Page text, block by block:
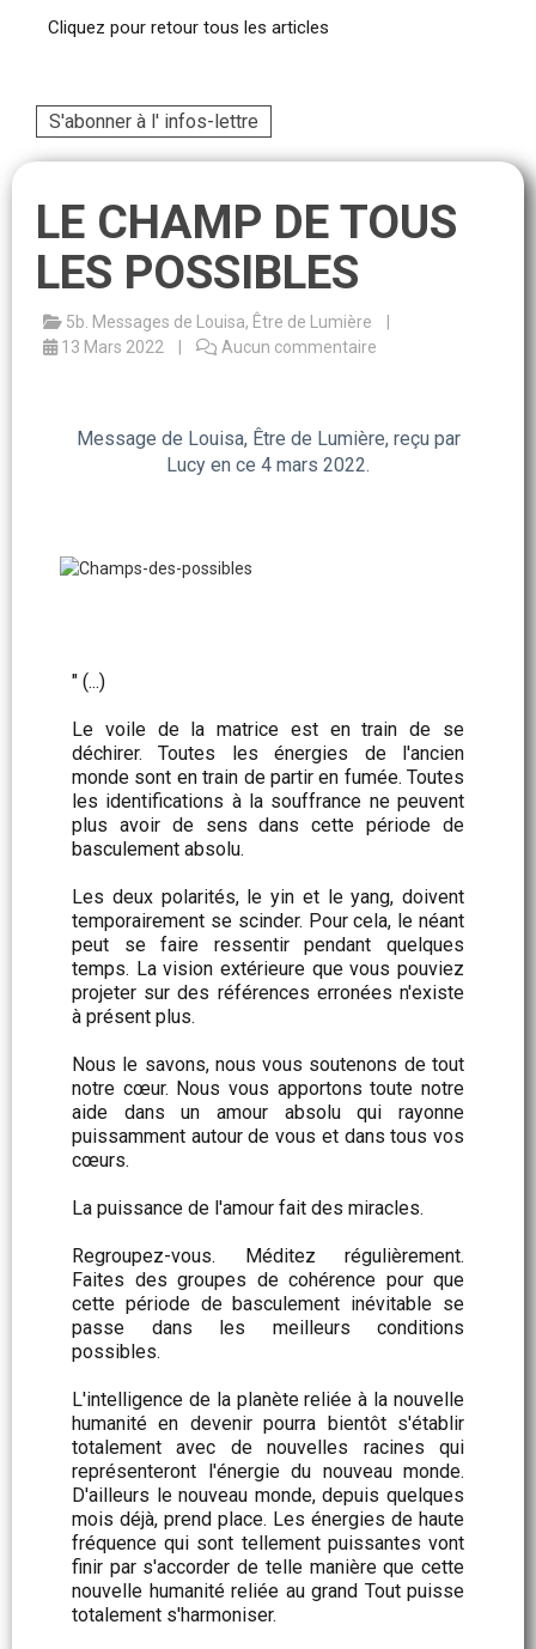
Cliquez pour retour tous les articles
S'abonner à l' infos-lettre
LE CHAMP DE TOUS
LES POSSIBLES
5b. Messages de Louisa, Être de Lumière
13 Mars 2022
Aucun commentaire
Message de Louisa, Être de Lumière, reçu par
Lucy en ce 4 mars 2022.
" (...)
Le voile de la matrice est en train de se
déchirer. Toutes les énergies de l'ancien
monde sont en train de partir en fumée. Toutes
les identifications à la souffrance ne peuvent
plus avoir de sens dans cette période de
basculement absolu.
Les deux polarités, le yin et le yang, doivent
temporairement se scinder. Pour cela, le néant
peut se faire ressentir pendant quelques
temps. La vision extérieure que vous pouviez
projeter sur des références erronées n'existe
à présent plus.
Nous le savons, nous vous soutenons de tout
notre cœur. Nous vous apportons toute notre
aide dans un amour absolu qui rayonne
puissamment autour de vous et dans tous vos
cœurs.
La puissance de l'amour fait des miracles.
Regroupez-vous. Méditez régulièrement.
Faites des groupes de cohérence pour que
cette période de basculement inévitable se
passe dans les meilleurs conditions
possibles.
L'intelligence de la planète reliée à la nouvelle
humanité en devenir pourra bientôt s'établir
totalement avec de nouvelles racines qui
représenteront l'énergie du nouveau monde.
D'ailleurs le nouveau monde, depuis quelques
mois déjà, prend place. Les énergies de haute
fréquence qui sont tellement puissantes vont
finir par s'accorder de telle manière que cette
nouvelle humanité reliée au grand Tout puisse
totalement s'harmoniser.